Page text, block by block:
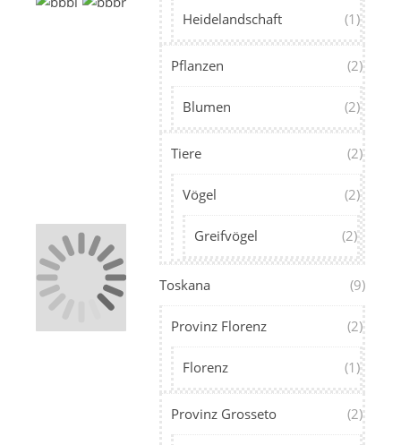
Heidelandschaft (1)
Pflanzen (2)
Blumen (2)
Tiere (2)
Vögel (2)
Greifvögel (2)
Toskana (9)
Provinz Florenz (2)
Florenz (1)
Provinz Grosseto (2)